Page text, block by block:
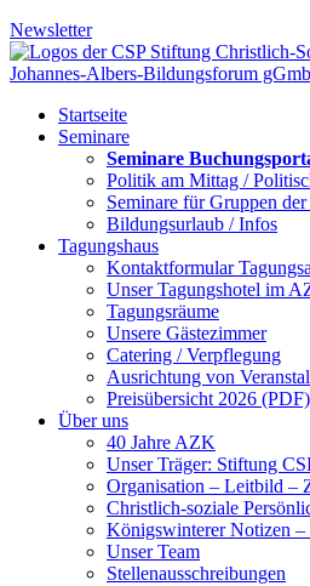
Newsletter
Startseite
Seminare
Seminare
Politik am Mittag /
Seminare für Gruppen
Bildungsurlaub / Infos
Tagungshaus
Kontaktformular
Unser Tagungshotel im
Tagungsräume
Unsere Gästezimmer
Catering / Verpflegung
Ausrichtung von
Preisübersicht 2026 (PDF)
Über uns
40 Jahre AZK
Unser Träger: Stiftung
Organisation – Leitbild –
Christlich-soziale
Königswinterer Notizen –
Unser Team
Stellenausschreibungen